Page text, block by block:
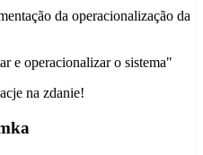
da operacionalização da
e operacionalizar o sistema"
na zdanie!